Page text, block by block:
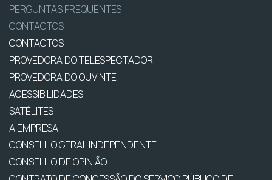
PERGUNTAS FREQUENTES
CONTACTOS
CONTACTOS
PROVEDORA DO TELESPECTADOR
PROVEDORA DO OUVINTE
ACESSIBILIDADES
SATÉLITES
A EMPRESA
CONSELHO GERAL INDEPENDENTE
CONSELHO DE OPINIÃO